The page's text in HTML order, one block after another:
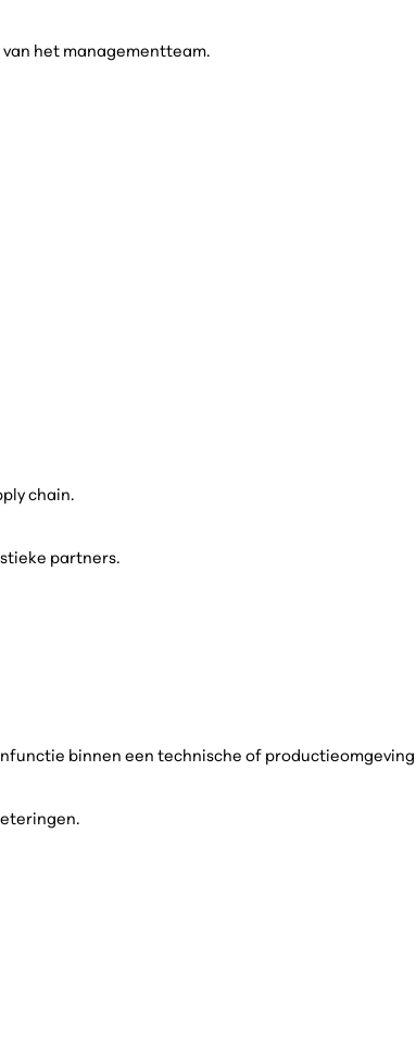
het managementteam.
chain.
partners.
binnen een technische of